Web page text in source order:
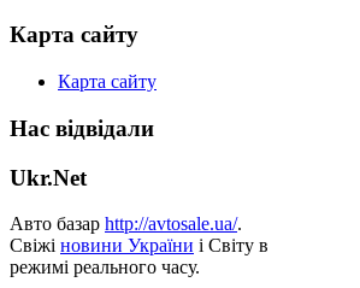
Карта сайту
Карта сайту
Нас відвідали
Ukr.Net
Авто базар http://avtosale.ua/.
Свіжі новини України і Світу в
режимі реального часу.